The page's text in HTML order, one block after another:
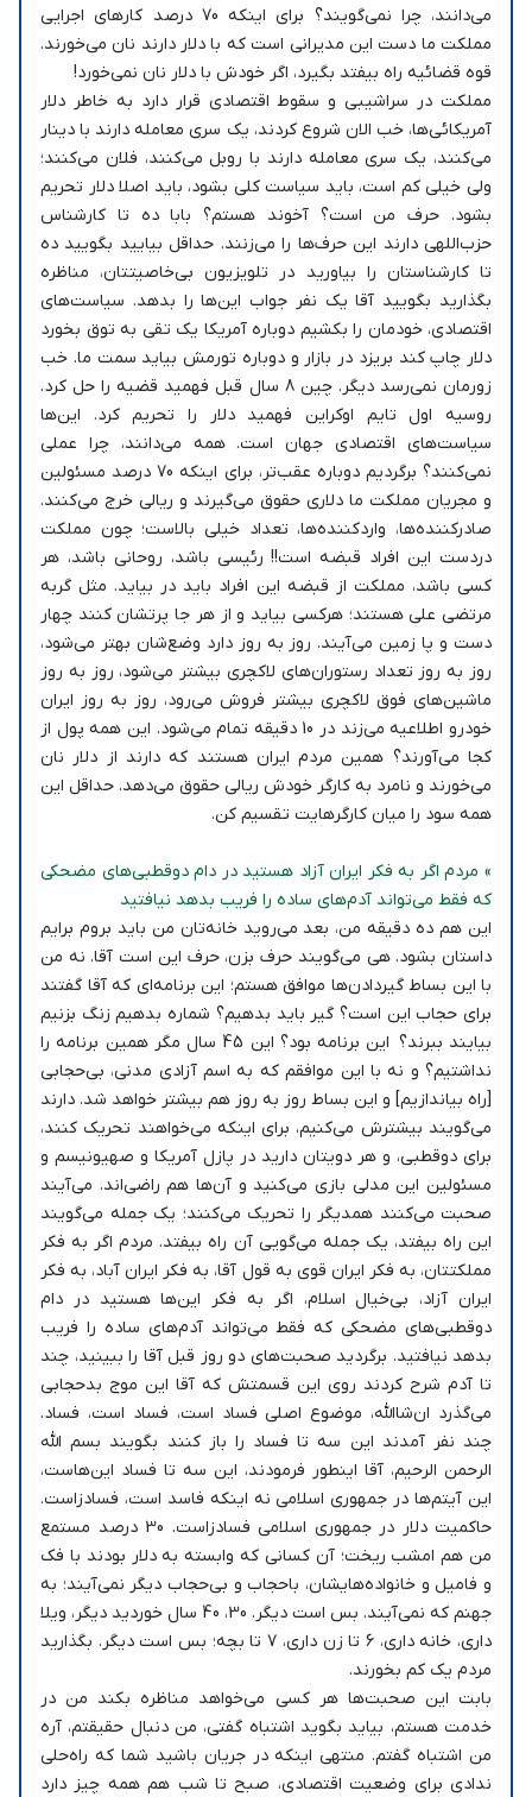
می‌دانند، چرا نمی‌گویند؟ برای اینکه 70 درصد کارهای اجرایی
مملکت ما دست این مدیرانی است که با دلار دارند نان می‌خورند.
قوه قضائیه راه بیفتد بگیرد، اگر خودش با دلار نان نمی‌خورد!
مملکت در سراشیبی و سقوط اقتصادی قرار دارد به خاطر دلار
آمریکائی‌ها، خب الان شروع کردند، یک سری معامله دارند با دینار
می‌کنند، یک سری معامله دارند با روبل می‌کنند، فلان می‌کنند؛
ولی خیلی کم است، باید سیاست کلی بشود، باید اصلا دلار تحریم
بشود. حرف من است؟ آخوند هستم؟ بابا ده تا کارشناس
حزب‌اللهی دارند این حرف‌ها را می‌زنند. حداقل بیایید بگویید ده
تا کارشناستان را بیاورید در تلویزیون بی‌خاصیتتان، مناظره
بگذارید بگویید آقا یک نفر جواب این‌ها را بدهد. سیاست‌های
اقتصادی، خودمان را بکشیم دوباره آمریکا یک تقی به توق بخورد
دلار چاپ کند بریزد در بازار و دوباره تورمش بیاید سمت ما. خب
زورمان نمی‌رسد دیگر. چین 8 سال قبل فهمید قضیه را حل کرد.
روسیه اول تایم اوکراین فهمید دلار را تحریم کرد. این‌ها
سیاست‌های اقتصادی جهان است. همه می‌دانند، چرا عملی
نمی‌کنند؟ برگردیم دوباره عقب‌تر، برای اینکه 70 درصد مسئولین
و مجریان مملکت ما دلاری حقوق می‌گیرند و ریالی خرج می‌کنند.
صادرکننده‌ها، واردکننده‌ها، تعداد خیلی بالاست؛ چون مملکت
دردست این افراد قبضه است!! رئیسی باشد، روحانی باشد، هر
کسی باشد، مملکت از قبضه این‌ افراد باید در بیاید. مثل گربه
مرتضی علی هستند؛ هرکسی بیاید و از هر جا پرتشان کنند چهار
دست و پا زمین می‌آیند. روز به روز دارد وضع‌شان بهتر می‌شود،
روز به روز تعداد رستوران‌های لاکچری بیشتر می‌شود، روز به روز
ماشین‌های فوق لاکچری بیشتر فروش می‌رود، روز به روز ایران
خودرو اطلاعیه می‌زند در 10 دقیقه تمام می‌شود. این همه پول از
کجا می‌آورند؟ همین مردم ایران هستند که دارند از دلار نان
می‌خورند و نامرد به کارگر خودش ریالی حقوق می‌دهد. حداقل این
همه سود را میان کارگرهایت تقسیم کن.
» مردم اگر به فکر ایران آزاد هستید در دام دوقطبی‌های مضحکی
که فقط می‌تواند آدم‌های ساده را فریب بدهد نیافتید
این هم ده دقیقه من، بعد می‌روید خانه‌تان من باید بروم برایم
داستان بشود. هی می‌گویند حرف بزن، حرف این است آقا. نه من
با این بساط گیردادن‌ها موافق هستم؛ این برنامه‌ای که آقا گفتند
برای حجاب این است؟ گیر باید بدهیم؟ شماره بدهیم زنگ بزنیم
بیایند ببرند؟ این برنامه بود؟ این 45 سال مگر همین برنامه را
نداشتیم؟ و نه با این موافقم که به اسم آزادی مدنی، بی‌حجابی
[راه بیاندازیم] و این بساط‌ روز به روز هم بیشتر خواهد شد. دارند
می‌گویند بیشترش می‌کنیم، برای اینکه می‌خواهند تحریک کنند،
برای دوقطبی، و هر دویتان دارید در پازل آمریکا و صهیونیسم و
مسئولین این مدلی بازی می‌کنید و آن‌ها هم راضی‌اند. می‌آیند
صحبت می‌کنند همدیگر را تحریک می‌کنند؛ یک جمله می‌گویند
این راه بیفتد، یک جمله می‌گویی آن راه بیفتد. مردم اگر به فکر
مملکتتان، به فکر ایران قوی به قول آقا، به فکر ایران آباد، به فکر
ایران آزاد، بی‌خیال اسلام، اگر به فکر این‌ها هستید در دام
دوقطبی‌های مضحکی که فقط می‌تواند آدم‌های ساده را فریب
بدهد نیافتید. برگردید صحبت‌های دو روز قبل آقا را ببینید، چند
تا آدم شرح کردند روی این قسمتش که آقا این موج بدحجابی
می‌گذرد ان‌شاالله، موضوع اصلی فساد است، فساد است، فساد.
چند نفر آمدند این سه تا فساد را باز کنند بگویند بسم الله
الرحمن الرحیم، آقا اینطور فرمودند، این سه تا فساد این‌هاست،
این آیتم‌ها در جمهوری اسلامی نه اینکه فاسد است، فسادزاست.
حاکمیت دلار در جمهوری اسلامی فسادزاست. 30 درصد مستمع
من هم امشب ریخت؛ آن‌ کسانی که وابسته به دلار بودند با فک
و فامیل‌ و خانواده‌هایشان، باحجاب و بی‌حجاب دیگر نمی‌آیند؛ به
جهنم که نمی‌آیند. بس است دیگر. 30، 40 سال خوردید دیگر، ویلا
داری، خانه داری، 6 تا زن داری، 7 تا بچه؛ بس است دیگر. بگذارید
مردم یک کم بخورند.
بابت این صحبت‌ها هر کسی می‌خواهد مناظره بکند من در
خدمت هستم، بیاید بگوید اشتباه گفتی، من دنبال حقیقتم، آره
من اشتباه گفتم. منتهی اینکه در جریان باشید شما که راه‌حلی
ندادی برای وضعیت اقتصادی، صبح تا شب هم همه چیز دارد